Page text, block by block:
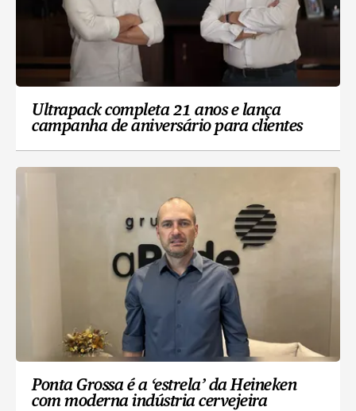
Ultrapack completa 21 anos e lança
campanha de aniversário para clientes
Ponta Grossa é a ‘estrela’ da Heineken
com moderna indústria cervejeira